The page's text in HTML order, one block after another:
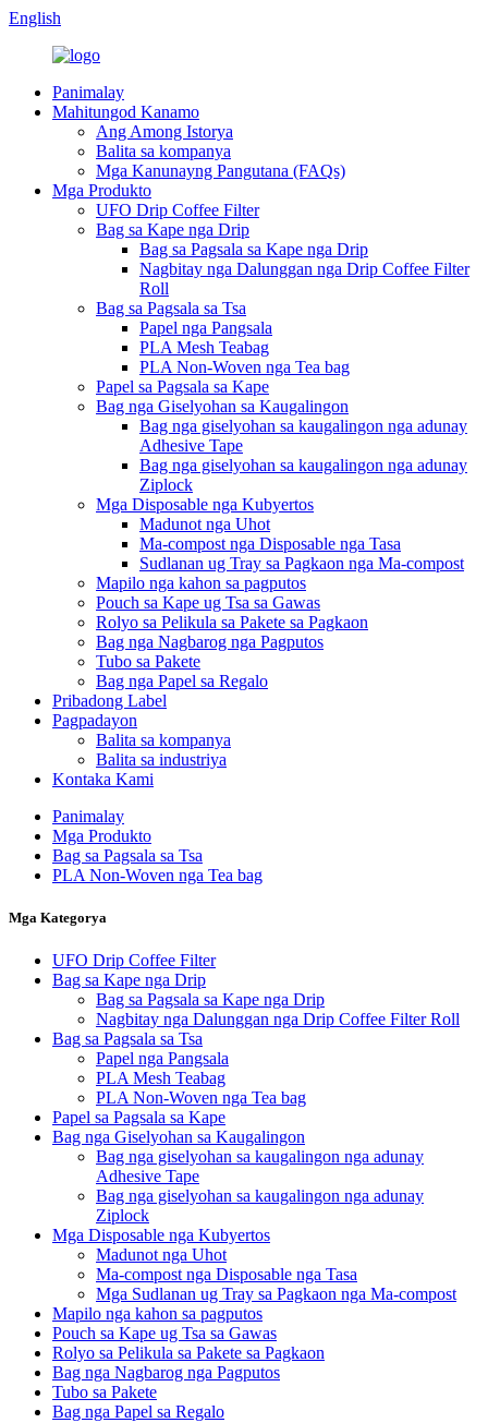
English
Panimalay
Mahitungod Kanamo
Ang Among Istorya
Balita sa kompanya
Mga Kanunayng Pangutana (FAQs)
Mga Produkto
UFO Drip Coffee Filter
Bag sa Kape nga Drip
Bag sa Pagsala sa Kape nga Drip
Nagbitay nga Dalunggan nga Drip Coffee Filter
Roll
Bag sa Pagsala sa Tsa
Papel nga Pangsala
PLA Mesh Teabag
PLA Non-Woven nga Tea bag
Papel sa Pagsala sa Kape
Bag nga Giselyohan sa Kaugalingon
Bag nga giselyohan sa kaugalingon nga adunay
Adhesive Tape
Bag nga giselyohan sa kaugalingon nga adunay
Ziplock
Mga Disposable nga Kubyertos
Madunot nga Uhot
Ma-compost nga Disposable nga Tasa
Sudlanan ug Tray sa Pagkaon nga Ma-compost
Mapilo nga kahon sa pagputos
Pouch sa Kape ug Tsa sa Gawas
Rolyo sa Pelikula sa Pakete sa Pagkaon
Bag nga Nagbarog nga Pagputos
Tubo sa Pakete
Bag nga Papel sa Regalo
Pribadong Label
Pagpadayon
Balita sa kompanya
Balita sa industriya
Kontaka Kami
Panimalay
Mga Produkto
Bag sa Pagsala sa Tsa
PLA Non-Woven nga Tea bag
Mga Kategorya
UFO Drip Coffee Filter
Bag sa Kape nga Drip
Bag sa Pagsala sa Kape nga Drip
Nagbitay nga Dalunggan nga Drip Coffee Filter Roll
Bag sa Pagsala sa Tsa
Papel nga Pangsala
PLA Mesh Teabag
PLA Non-Woven nga Tea bag
Papel sa Pagsala sa Kape
Bag nga Giselyohan sa Kaugalingon
Bag nga giselyohan sa kaugalingon nga adunay
Adhesive Tape
Bag nga giselyohan sa kaugalingon nga adunay
Ziplock
Mga Disposable nga Kubyertos
Madunot nga Uhot
Ma-compost nga Disposable nga Tasa
Mga Sudlanan ug Tray sa Pagkaon nga Ma-compost
Mapilo nga kahon sa pagputos
Pouch sa Kape ug Tsa sa Gawas
Rolyo sa Pelikula sa Pakete sa Pagkaon
Bag nga Nagbarog nga Pagputos
Tubo sa Pakete
Bag nga Papel sa Regalo